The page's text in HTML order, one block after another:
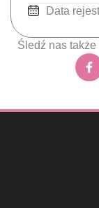
Data
Śledź nas